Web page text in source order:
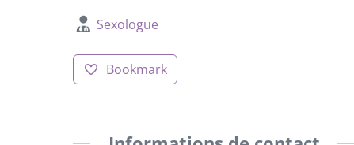
Sexologue
Bookmark